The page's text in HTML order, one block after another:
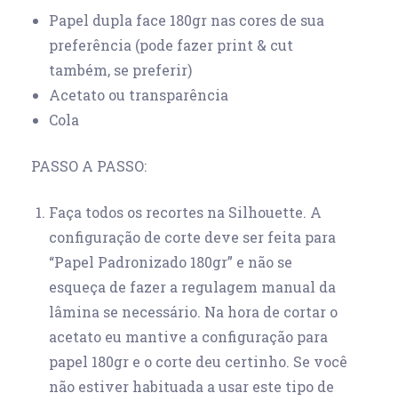
Papel dupla face 180gr nas cores de sua
preferência (pode fazer print & cut
também, se preferir)
Acetato ou transparência
Cola
PASSO A PASSO:
Faça todos os recortes na Silhouette. A
configuração de corte deve ser feita para
“Papel Padronizado 180gr” e não se
esqueça de fazer a regulagem manual da
lâmina se necessário. Na hora de cortar o
acetato eu mantive a configuração para
papel 180gr e o corte deu certinho. Se você
não estiver habituada a usar este tipo de